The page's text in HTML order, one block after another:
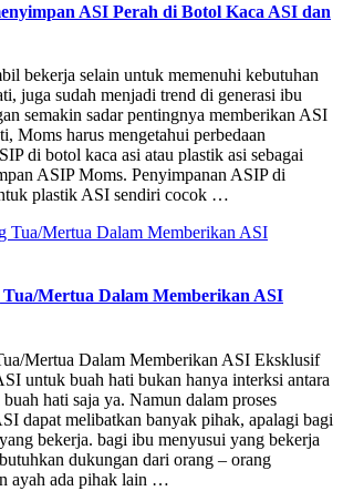
ASI Perah di Botol Kaca ASI dan
bekerja selain untuk memenuhi kebutuhan
juga sudah menjadi trend di generasi ibu
semakin sadar pentingnya memberikan ASI
Moms harus mengetahui perbedaan
di botol kaca asi atau plastik asi sebagai
ASIP Moms. Penyimpanan ASIP di
plastik ASI sendiri cocok …
Mertua Dalam Memberikan ASI
Mertua Dalam Memberikan ASI Eksklusif
untuk buah hati bukan hanya interksi antara
hati saja ya. Namun dalam proses
dapat melibatkan banyak pihak, apalagi bagi
bekerja. bagi ibu menyusui yang bekerja
dukungan dari orang – orang
ayah ada pihak lain …